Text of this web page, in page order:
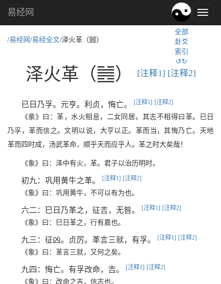
易
经
易经网
全部
卦爻
索引
↺↻
/易经网 /易经全文/泽火革（E）
泽火革（E） [注释1] [注释2]
已日乃孚。元亨。利贞，悔亡。 [注释1] [注释2]
《彖》曰：革，水火相息，二女同居，其志不相得曰革。已日
乃孚，革而信之。文明以说，大亨以正。革而当，其悔乃亡。天地
革而四时成，汤武革命，顺乎天而应乎人。革之时大矣哉！
《象》曰：泽中有火，革。君子以治历明时。
初九：巩用黄牛之革。 [注释1] [注释2]
《象》曰：巩用黄牛，不可以有为也。
六二：巳日乃革之，征吉，无咎。 [注释1] [注释2]
《象》曰：巳日革之，行有嘉也。
九三：征凶。贞厉。革言三就，有孚。 [注释1] [注释2]
《象》曰：革言三就，又何之矣。
九四：悔亡。有孚改命，吉。 [注释1] [注释2]
《象》曰：改命之吉，信志也。